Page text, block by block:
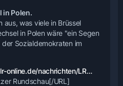
in Polen.
was viele in Brüssel
in Polen wäre "ein Segen
Sozialdemokraten im
online.de/nachrichten/LR…
Rundschau[/URL]